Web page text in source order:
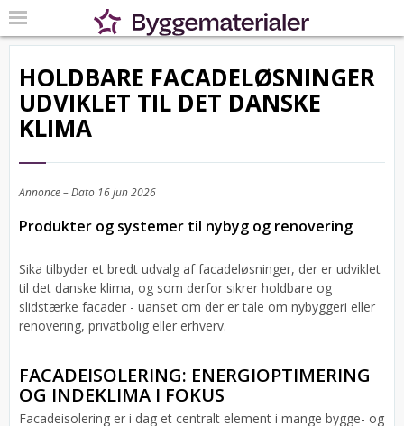
HOLDBARE FACADELØSNINGER
UDVIKLET TIL DET DANSKE
KLIMA
Annonce – Dato 16 jun 2026
Produkter og systemer til nybyg og renovering
Sika tilbyder et bredt udvalg af facadeløsninger, der er udviklet
til det danske klima, og som derfor sikrer holdbare og
slidstærke facader - uanset om der er tale om nybyggeri eller
renovering, privatbolig eller erhverv.
FACADEISOLERING: ENERGIOPTIMERING
OG INDEKLIMA I FOKUS
Facadeisolering er i dag et centralt element i mange bygge- og